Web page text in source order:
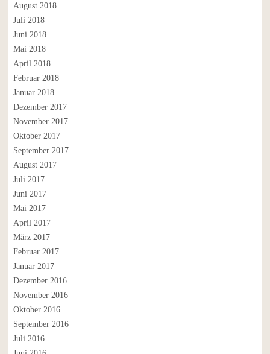
August 2018
Juli 2018
Juni 2018
Mai 2018
April 2018
Februar 2018
Januar 2018
Dezember 2017
November 2017
Oktober 2017
September 2017
August 2017
Juli 2017
Juni 2017
Mai 2017
April 2017
März 2017
Februar 2017
Januar 2017
Dezember 2016
November 2016
Oktober 2016
September 2016
Juli 2016